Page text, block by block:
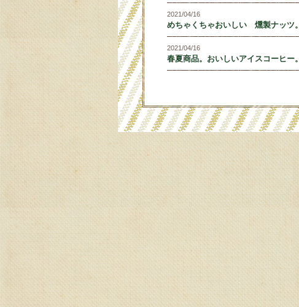
2021/04/16
めちゃくちゃおいしい 燻製ナッツ。
2021/04/16
春夏商品。おいしいアイスコーヒー。